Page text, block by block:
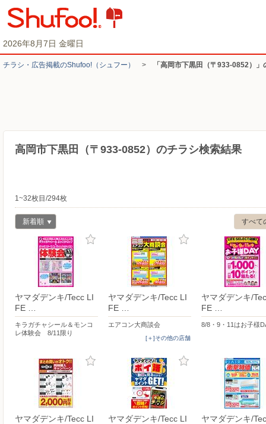
2026年8月7日 金曜日
チラシ・​広告掲載の​Shufoo!​（シュフー） > 「高岡市下黒田（〒933-0852）
高岡市下黒田（〒933-0852）のチラシ検索結果
1~32枚目/294枚
すべて
新着順
ヤマダデンキ/Tecc LI
FE …
キラガチャシール＆モンコ
レ体験会 8/11限り
ヤマダデンキ/Tecc LI
FE …
エアコン大商談会
[＋]その他の店舗
ヤマダデンキ/
FE …
8/8・9・11はお子様
ヤマダデンキ/Tecc LI
ヤマダデンキ/Tecc LI
ヤマダデンキ/